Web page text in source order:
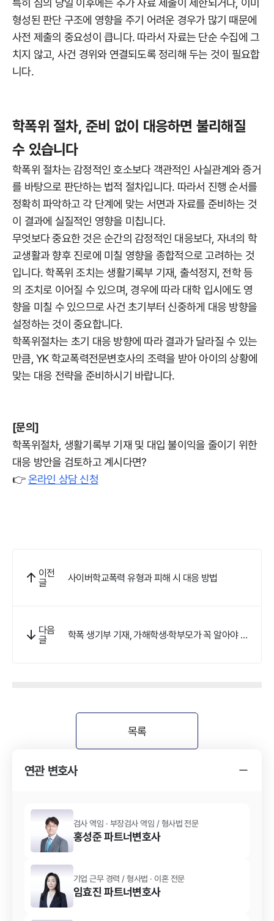
형성된 판단 구조에 영향을 주기 어려운 경우가 많기 때문에
사전 제출의 중요성이 큽니다. 따라서 자료는 단순 수집에 그
치지 않고, 사건 경위와 연결되도록 정리해 두는 것이 필요합
니다.
학폭위 절차, 준비 없이 대응하면 불리해질
수 있습니다
학폭위 절차는 감정적인 호소보다 객관적인 사실관계와 증거
를 바탕으로 판단하는 법적 절차입니다. 따라서 진행 순서를
정확히 파악하고 각 단계에 맞는 서면과 자료를 준비하는 것
이 결과에 실질적인 영향을 미칩니다.
무엇보다 중요한 것은 순간의 감정적인 대응보다, 자녀의 학
교생활과 향후 진로에 미칠 영향을 종합적으로 고려하는 것
입니다. 학폭위 조치는 생활기록부 기재, 출석정지, 전학 등
의 조치로 이어질 수 있으며, 경우에 따라 대학 입시에도 영
향을 미칠 수 있으므로 사건 초기부터 신중하게 대응 방향을
설정하는 것이 중요합니다.
학폭위절차는 초기 대응 방향에 따라 결과가 달라질 수 있는
만큼, YK 학교폭력전문변호사의 조력을 받아 아이의 상황에
맞는 대응 전략을 준비하시기 바랍니다.
[문의]
학폭위절차, 생활기록부 기재 및 대입 불이익을 줄이기 위한
대응 방안을 검토하고 계시다면?
👉온라인 상담 신청
이전
글 사이버학교폭력 유형과 피해 시 대응 방법
다음
글
학폭 생기부 기재, 가해학생·학부모가 꼭 알아야 할
목록
연관 변호사
검사 역임 · 부장검사 역임 /형사법전문
홍성준파트너변호사
기업 근무 경력 /형사법 · 이혼 전문
임효진파트너변호사